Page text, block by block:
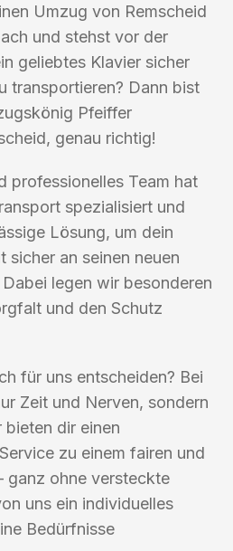
Umzug von Remscheid
und stehst vor der
geliebtes Klavier sicher
transportieren? Dann bist
Pfeiffer
genau richtig!
professionelles Team hat
spezialisiert und
Lösung, um dein
sicher an seinen neuen
legen wir besonderen
und den Schutz
für uns entscheiden? Bei
Zeit und Nerven, sondern
bieten dir einen
zu einem fairen und
ganz ohne versteckte
uns ein individuelles
Bedürfnisse